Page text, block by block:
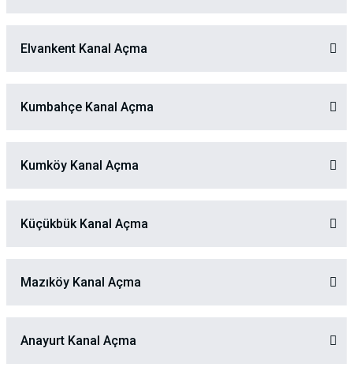
Elvankent Kanal Açma
Kumbahçe Kanal Açma
Kumköy Kanal Açma
Küçükbük Kanal Açma
Mazıköy Kanal Açma
Anayurt Kanal Açma